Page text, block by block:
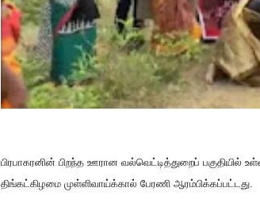
பிரபாகரனின் பிறந்த ஊரான வல்வெட்டித்துறைப் பகுதியில்
திங்கட்கிழமை முள்ளிவாய்க்கால் பேரணி ஆரம்பிக்கப்பட்டது.